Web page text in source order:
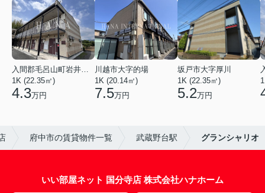
入間郡毛呂山町岩井西１丁目
1K (22.35㎡)
4.3万円
川越市大字的場
1K (20.14㎡)
7.5万円
坂戸市大字厚川
1K (22.35㎡)
5.2万円
府中市の賃貸物件一覧 武蔵野台駅 グランシャリオ
いい部屋ネット 国分寺店 株式会社ハナホーム